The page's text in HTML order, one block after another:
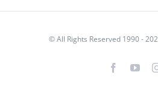
© All Rights Reserved 1990 -
Facebook